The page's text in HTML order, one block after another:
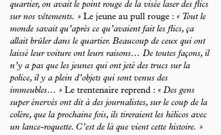
quartier, on avait le point rouge de la visée laser des flics
sur nos vêtements. » Le jeune au pull rouge : « Tout le
monde savait qu’après ce qu’avaient fait les flics, ça
allait brûler dans le quartier. Beaucoup de ceux qui ont
laissé leur voiture ont leurs raisons… De toutes façons, il
n’y a pas que les jeunes qui ont jeté des trucs sur la
police, il y a plein d’objets qui sont venus des
immeubles… » Le trentenaire reprend : « Des gens
super énervés ont dit à des journalistes, sur le coup de la
colère, que la prochaine fois, ils tireraient les hélicos avec
un lance-roquette. C’est de là que vient cette histoire. »